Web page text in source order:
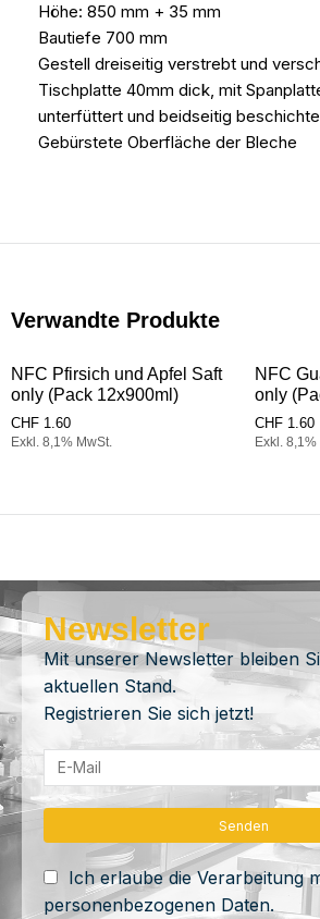
Höhe: 850 mm + 35 mm
Bautiefe 700 mm
Gestell dreiseitig verstrebt und
Tischplatte 40mm dick, mit
unterfüttert und beidseitig
Gebürstete Oberfläche der Bleche
Verwandte Produkte
NFC Pfirsich und Apfel Saft
only (Pack 12x900ml)
CHF 1.60
Exkl. 8,1% MwSt.
NFC
only
CHF 1.60
Exkl. 8,1%
Newsletter
Mit unserer Newsletter bleiben
aktuellen Stand.
Registrieren Sie sich jetzt!
Ich erlaube die Verarbeitung
personenbezogenen Daten.